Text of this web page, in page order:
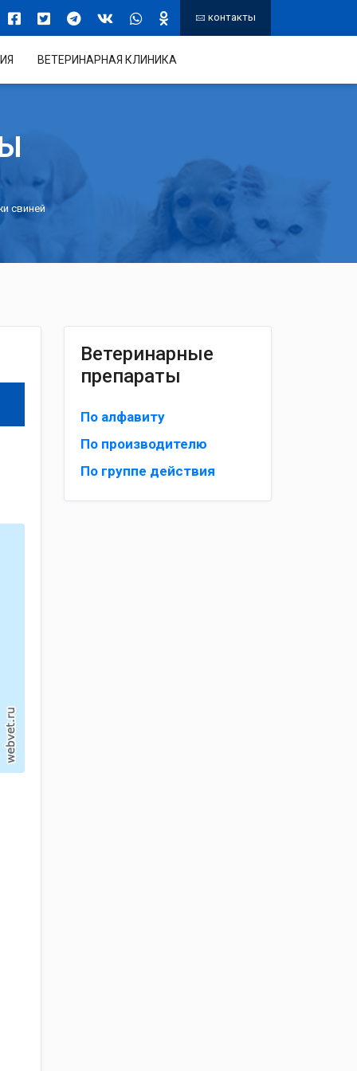
контакты
ВЕТЕРИНАРНАЯ КЛИНИКА
свиней
Ветеринарные
препараты
По алфавиту
По производителю
По группе действия